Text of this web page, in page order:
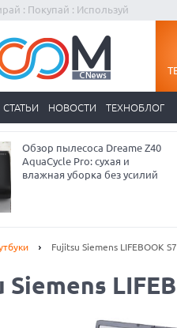
: Покупай : Используй
СТАТЬИ НОВОСТИ ТЕХНОБЛОГ
Обзор пылесоса Dreame Z40
AquaCycle Pro: сухая и
влажная уборка без усилий
Fujitsu Siemens LIFEBOOK
Siemens